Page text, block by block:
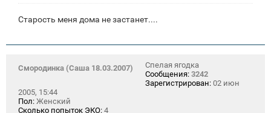
Старость меня дома не застанет....
Смородинка (Саша 18.03.2007)
Спелая ягодка
Сообщения: 3242
Зарегистрирован: 02 июн
2005, 15:44
Пол: Женский
Сколько попыток ЭКО: 4